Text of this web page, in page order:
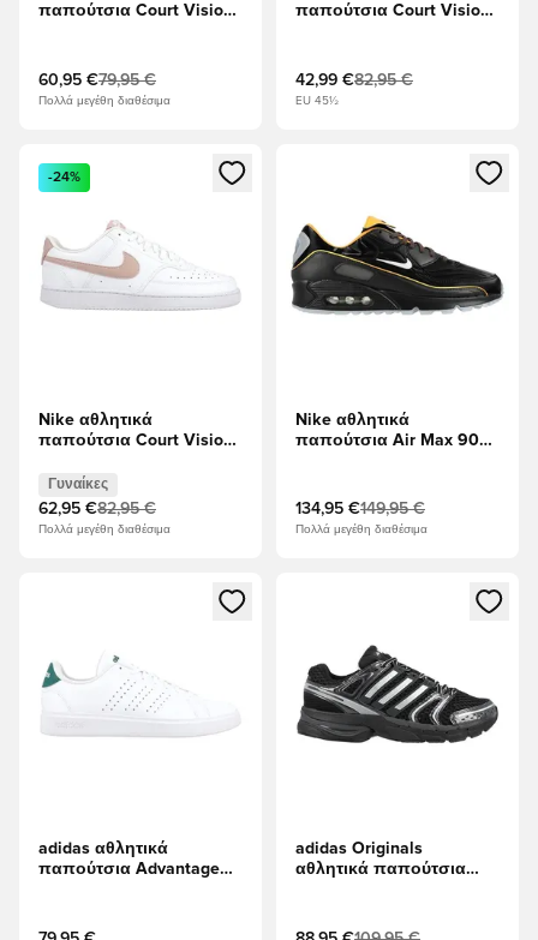
παπούτσια Court Vision
60,95 €79,95 €
Πολλά μεγέθη διαθέσιμα
παπούτσια Court Vision
42,99 €82,95 €
EU 45½
Ανοίγει ένα Modal για να συνδεθείτε ή να εγγραφείτε ως
-24%
Nike αθλητικά
παπούτσια Court Vision
Λευκό/Ροζ Οξφόρδη
Γυναίκες
Γυναίκες
62,95 €82,95 €
Πολλά μεγέθη διαθέσιμα
Ανοίγει ένα Modal για να
Nike αθλητικά
παπούτσια Air Max 90
ΠΕΡΙΟΡΙΣΜΈΝΗ
ΈΚΔΟΣΗ
134,95 €149,95 €
Πολλά μεγέθη διαθέσιμα
Ανοίγει ένα Modal για να συνδεθείτε ή να εγγραφείτε ως
adidas αθλητικά
παπούτσια Advantage
Πράσινος
Ανοίγει ένα Modal για να
adidas Originals
αθλητικά παπούτσια
Λευκά/Άνθρακας